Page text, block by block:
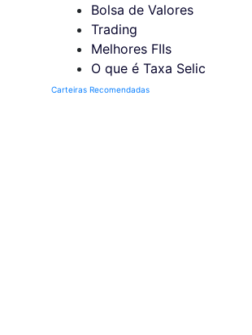
Bolsa de Valores
Trading
Melhores FIIs
O que é Taxa Selic
Carteiras Recomendadas